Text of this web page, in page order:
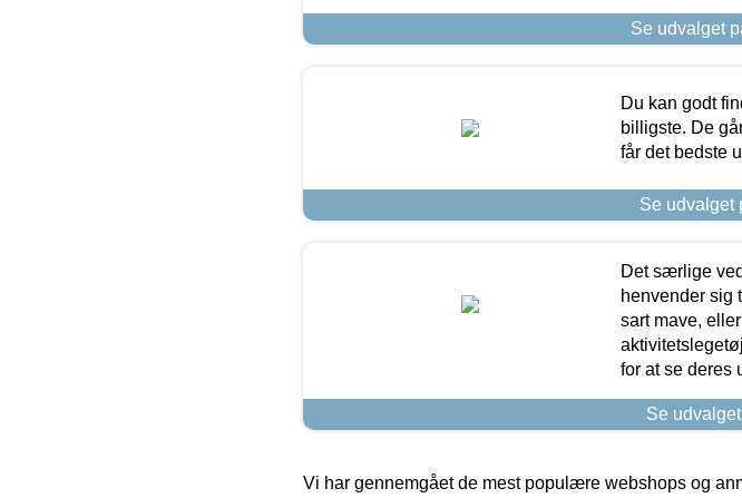
Se udvalget
Du kan godt
billigste. De
får det bedste
Se udvalget
Det særlige
henvender sig
sart mave,
for at se deres
Se
Vi har gennemgået de mest populære webshops og